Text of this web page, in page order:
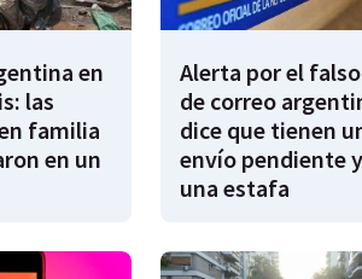
en
las
familia
en un
Alerta por el
de correo
dice que tienen
envío pendiente
una estafa